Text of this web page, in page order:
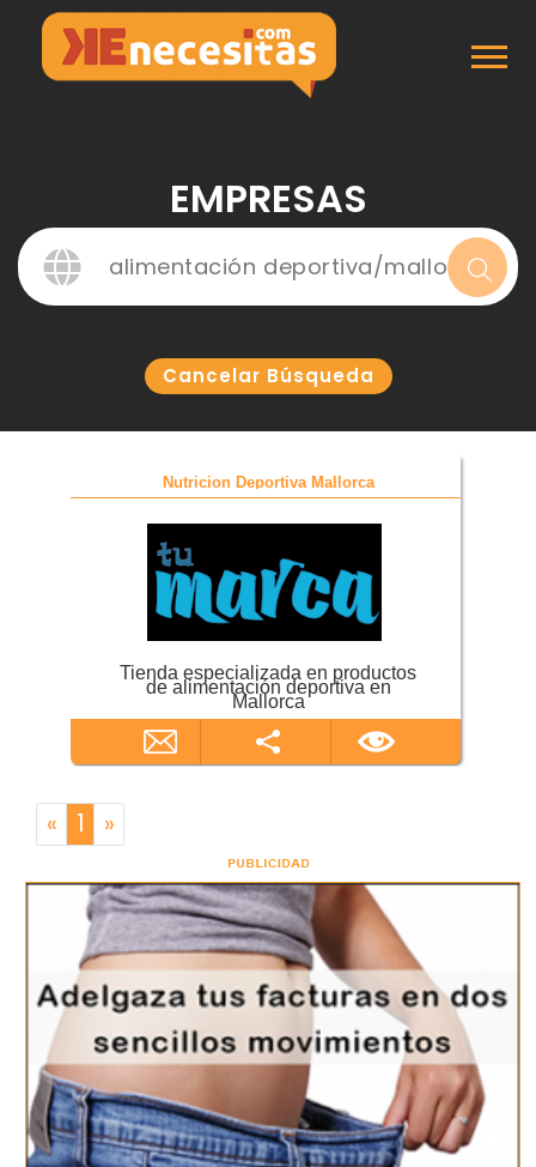
EMPRESAS
Cancelar Búsqueda
Nutricion Deportiva Mallorca
Tienda especializada en productos
de alimentación deportiva en
Mallorca
« 1 »